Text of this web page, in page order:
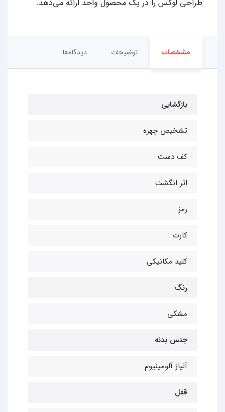
طراحی لوکس را در یک محصول واحد ارائه می‌دهد.
مشخصات توضیحات دیدگاه‌ها
بازگشایی
تشخیص چهره
کف دست
اثر انگشت
رمز
کارت
کلید مکانیکی
رنگ
مشکی
جنس بدنه
آلیاژ آلومینیوم
قفل